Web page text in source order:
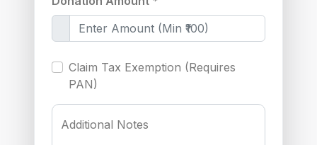
Claim Tax Exemption (Requires
PAN)
Additional Notes